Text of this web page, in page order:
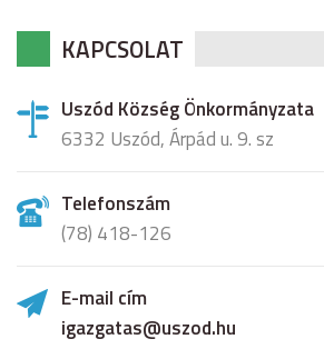
KAPCSOLAT
Uszód Község Önkormányzata
6332 Uszód, Árpád u. 9. sz
Telefonszám
(78) 418-126
E-mail cím
igazgatas@uszod.hu